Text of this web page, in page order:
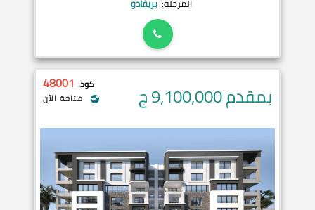
المرحلة: بريفادو
بمقدم 9,100,000 ج كود: 48001
متاحة الآن